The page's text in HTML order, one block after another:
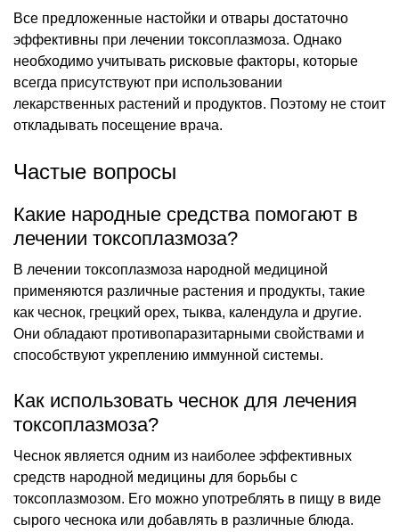
Все предложенные настойки и отвары достаточно
эффективны при лечении токсоплазмоза. Однако
необходимо учитывать рисковые факторы, которые
всегда присутствуют при использовании
лекарственных растений и продуктов. Поэтому не стоит
откладывать посещение врача.
Частые вопросы
Какие народные средства помогают в
лечении токсоплазмоза?
В лечении токсоплазмоза народной медициной
применяются различные растения и продукты, такие
как чеснок, грецкий орех, тыква, календула и другие.
Они обладают противопаразитарными свойствами и
способствуют укреплению иммунной системы.
Как использовать чеснок для лечения
токсоплазмоза?
Чеснок является одним из наиболее эффективных
средств народной медицины для борьбы с
токсоплазмозом. Его можно употреблять в пищу в виде
сырого чеснока или добавлять в различные блюда.